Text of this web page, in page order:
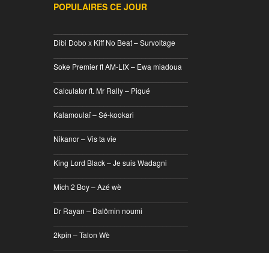
POPULAIRES CE JOUR
Dibi Dobo x Kiff No Beat – Survoltage
Soke Premier ft AM-LIX – Ewa miadoua
Calculator ft. Mr Rally – Piqué
Kalamoulaï – Sé-kookari
Nikanor – Vis ta vie
King Lord Black – Je suis Wadagni
Mich 2 Boy – Azé wè
Dr Rayan – Dalômin noumi
2kpin – Talon Wè